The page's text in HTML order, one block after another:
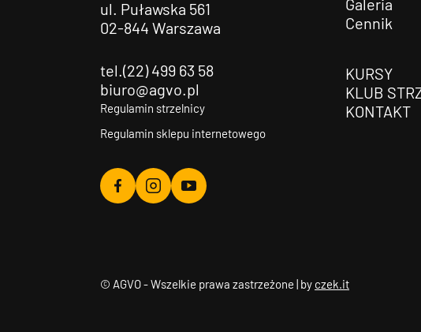
ul. Puławska 561
02-844 Warszawa
tel.(22) 499 63 58
biuro@agvo.pl
Regulamin strzelnicy
Regulamin sklepu internetowego
Agvo
Agvo
Agvo
Galeria
Cennik
KURSY
KLUB
KONTAKT
© AGVO - Wszelkie prawa zastrzeżone | by czek.it